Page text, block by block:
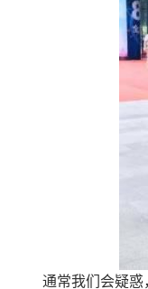
通常我们会疑